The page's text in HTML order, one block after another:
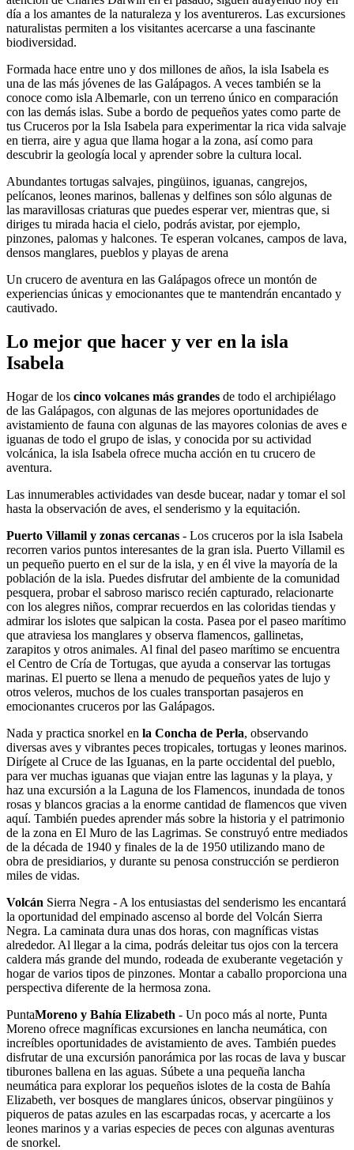
día a los amantes de la naturaleza y los aventureros. Las excursiones
naturalistas permiten a los visitantes acercarse a una fascinante
biodiversidad.
Formada hace entre uno y dos millones de años, la isla Isabela es
una de las más jóvenes de las Galápagos. A veces también se la
conoce como isla Albemarle, con un terreno único en comparación
con las demás islas. Sube a bordo de pequeños yates como parte de
tus Cruceros por la Isla Isabela para experimentar la rica vida salvaje
en tierra, aire y agua que llama hogar a la zona, así como para
descubrir la geología local y aprender sobre la cultura local.
Abundantes tortugas salvajes, pingüinos, iguanas, cangrejos,
pelícanos, leones marinos, ballenas y delfines son sólo algunas de
las maravillosas criaturas que puedes esperar ver, mientras que, si
diriges tu mirada hacia el cielo, podrás avistar, por ejemplo,
pinzones, palomas y halcones. Te esperan volcanes, campos de lava,
densos manglares, pueblos y playas de arena
Un crucero de aventura en las Galápagos ofrece un montón de
experiencias únicas y emocionantes que te mantendrán encantado y
cautivado.
Lo mejor que hacer y ver en la isla
Isabela
Hogar de los cinco volcanes más grandes de todo el archipiélago
de las Galápagos, con algunas de las mejores oportunidades de
avistamiento de fauna con algunas de las mayores colonias de aves e
iguanas de todo el grupo de islas, y conocida por su actividad
volcánica, la isla Isabela ofrece mucha acción en tu crucero de
aventura.
Las innumerables actividades van desde bucear, nadar y tomar el sol
hasta la observación de aves, el senderismo y la equitación.
Puerto Villamil y zonas cercanas - Los cruceros por la isla Isabela
recorren varios puntos interesantes de la gran isla. Puerto Villamil es
un pequeño puerto en el sur de la isla, y en él vive la mayoría de la
población de la isla. Puedes disfrutar del ambiente de la comunidad
pesquera, probar el sabroso marisco recién capturado, relacionarte
con los alegres niños, comprar recuerdos en las coloridas tiendas y
admirar los islotes que salpican la costa. Pasea por el paseo marítimo
que atraviesa los manglares y observa flamencos, gallinetas,
zarapitos y otros animales. Al final del paseo marítimo se encuentra
el Centro de Cría de Tortugas, que ayuda a conservar las tortugas
marinas. El puerto se llena a menudo de pequeños yates de lujo y
otros veleros, muchos de los cuales transportan pasajeros en
emocionantes cruceros por las Galápagos.
Nada y practica snorkel en la Concha de Perla, observando
diversas aves y vibrantes peces tropicales, tortugas y leones marinos.
Dirígete al Cruce de las Iguanas, en la parte occidental del pueblo,
para ver muchas iguanas que viajan entre las lagunas y la playa, y
haz una excursión a la Laguna de los Flamencos, inundada de tonos
rosas y blancos gracias a la enorme cantidad de flamencos que viven
aquí. También puedes aprender más sobre la historia y el patrimonio
de la zona en El Muro de las Lagrimas. Se construyó entre mediados
de la década de 1940 y finales de la de 1950 utilizando mano de
obra de presidiarios, y durante su penosa construcción se perdieron
miles de vidas.
Volcán Sierra Negra - A los entusiastas del senderismo les encantará
la oportunidad del empinado ascenso al borde del Volcán Sierra
Negra. La caminata dura unas dos horas, con magníficas vistas
alrededor. Al llegar a la cima, podrás deleitar tus ojos con la tercera
caldera más grande del mundo, rodeada de exuberante vegetación y
hogar de varios tipos de pinzones. Montar a caballo proporciona una
perspectiva diferente de la hermosa zona.
PuntaMoreno y Bahía Elizabeth - Un poco más al norte, Punta
Moreno ofrece magníficas excursiones en lancha neumática, con
increíbles oportunidades de avistamiento de aves. También puedes
disfrutar de una excursión panorámica por las rocas de lava y buscar
tiburones ballena en las aguas. Súbete a una pequeña lancha
neumática para explorar los pequeños islotes de la costa de Bahía
Elizabeth, ver bosques de manglares únicos, observar pingüinos y
piqueros de patas azules en las escarpadas rocas, y acercarte a los
leones marinos y a varias especies de peces con algunas aventuras
de snorkel.